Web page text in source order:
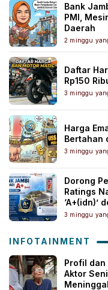
Bank
PMI,
Daerah
2 minggu
Daftar
Rp150
3 minggu
Harga
Bertahan
3 minggu
Dorong
Ratings
‘A+(idn)’
3 minggu
INFOTAINMENT
Profil dan
Aktor